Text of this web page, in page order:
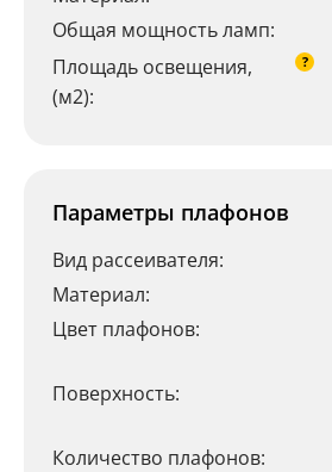
Общая мощность ламп:
Площадь освещения,
(м2):
?
Параметры плафонов
Вид рассеивателя:
Материал:
Цвет плафонов:
Поверхность:
Количество плафонов: